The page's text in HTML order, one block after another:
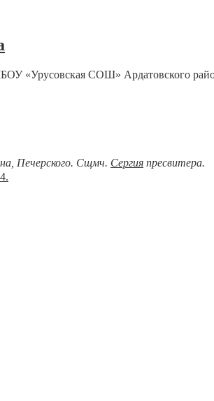
«Урусовская СОШ» Ардатовского
Печерского. Сщмч. Сергия пресвитера.